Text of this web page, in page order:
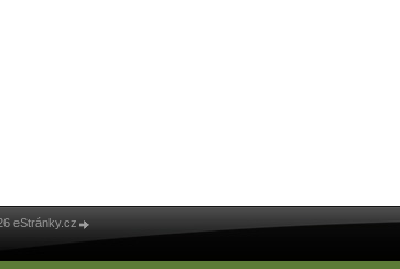
eStránky.cz